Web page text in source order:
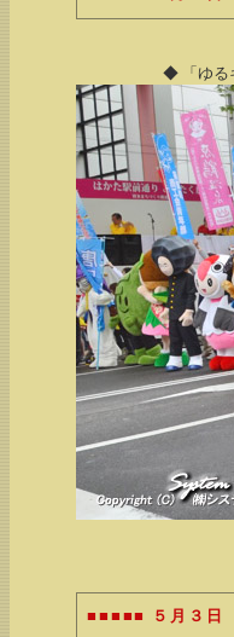
◆ 「ゆる
■■■■■ ５月３日